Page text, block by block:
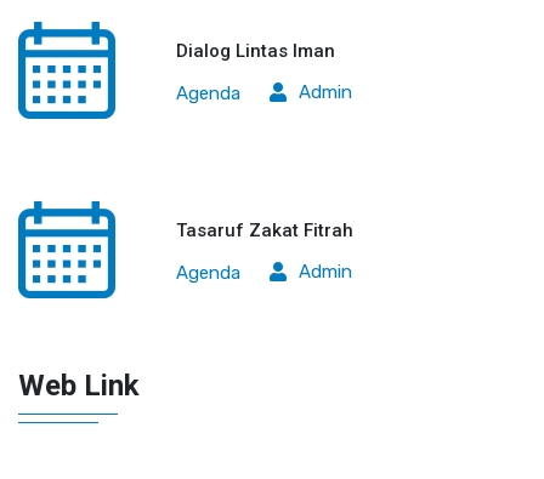
Dialog Lintas Iman
Agenda
Admin
Tasaruf Zakat Fitrah
Agenda
Admin
Web Link